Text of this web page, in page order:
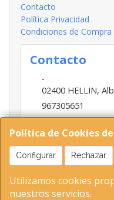
Política de Cookies
Configurar Rechazar
Utilizamos cookies
nuestros servicios.
Contacto
Política Privacidad
Condiciones de Compra
Contacto
-
02400 HELLIN,
967305651
Horario
09:00-13:30; 16:30-